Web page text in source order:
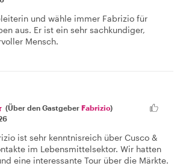
und wähle immer Fabrizio für
aus. Er ist ein sehr sachkundiger,
Mensch.
(Über den Gastgeber Fabrizio)
ist sehr kenntnisreich über Cusco &
im Lebensmittelsektor. Wir hatten
eine interessante Tour über die Märkte.